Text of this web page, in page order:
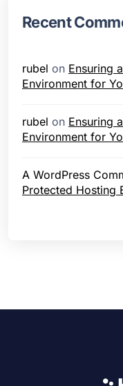
Recent
rubel on Ensuring
Environment for
rubel on Ensuring
Environment for
A WordPress
Protected Hosting